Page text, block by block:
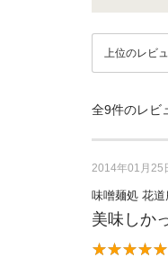
全9件のレビ
2014年01月25
味噌麺処 花道
美味しか